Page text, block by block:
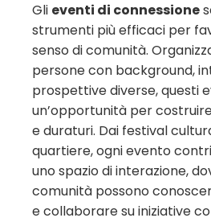
Gli eventi di connessione
strumenti più efficaci per
senso di comunità.
persone con background,
prospettive diverse, questi
un’opportunità per
e duraturi. Dai festival
quartiere, ogni evento
uno spazio di interazione,
comunità possono
e collaborare su iniziative